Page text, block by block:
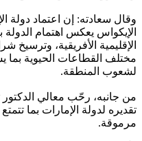
وقال سعادته: إن اعتماد دولة
الإيكواس يعكس اهتمام الدولة
الإقليمية الأفريقية، وترسيخ
مختلف القطاعات الحيوية بما
لشعوب المنطقة.
من جانبه، رحّب معالي
تقديره لدولة الإمارات بما
مرموقة.